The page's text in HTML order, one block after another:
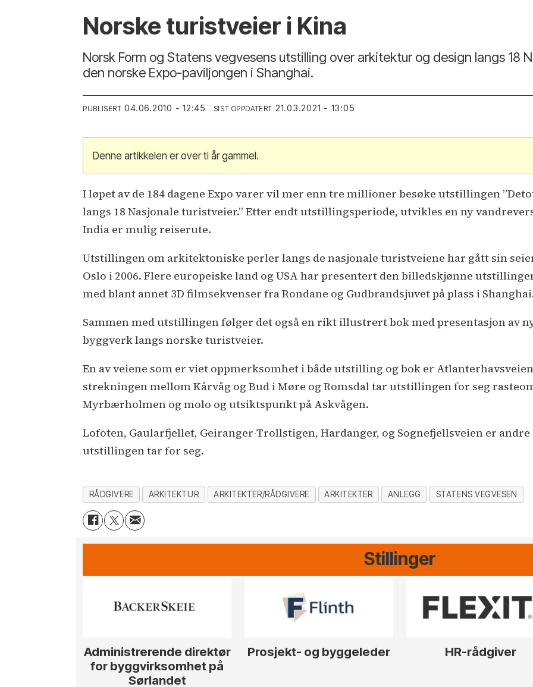
Norske turistveier i Kina
Norsk Form og Statens vegvesens utstilling over arkitektur og design langs 18
den norske Expo-paviljongen i Shanghai.
PUBLISERT 04.06.2010 - 12:45 SIST OPPDATERT 21.03.2021 - 13:05
Denne artikkelen er over ti år gammel.
I løpet av de 184 dagene Expo varer vil mer enn tre millioner besøke utstillingen
langs 18 Nasjonale turistveier.” Etter endt utstillingsperiode, utvikles en ny
India er mulig reiserute.
Utstillingen om arkitektoniske perler langs de nasjonale turistveiene har gått sin
Oslo i 2006. Flere europeiske land og USA har presentert den billedskjønne
med blant annet 3D filmsekvenser fra Rondane og Gudbrandsjuvet på plass i
Sammen med utstillingen følger det også en rikt illustrert bok med presentasjon av
byggverk langs norske turistveier.
En av veiene som er viet oppmerksomhet i både utstilling og bok er
strekningen mellom Kårvåg og Bud i Møre og Romsdal tar utstillingen for seg
Myrbærholmen og molo og utsiktspunkt på Askvågen.
Lofoten, Gaularfjellet, Geiranger-Trollstigen, Hardanger, og Sognefjellsveien er
utstillingen tar for seg.
RÅDGIVERE ARKITEKTUR ARKITEKTER/RÅDGIVERE ARKITEKTER ANLEGG STATENS VEGVESEN
Stillinger
Administrerende direktør
for byggvirksomhet på
Sørlandet
Prosjekt- og byggeleder HR-rådgiver